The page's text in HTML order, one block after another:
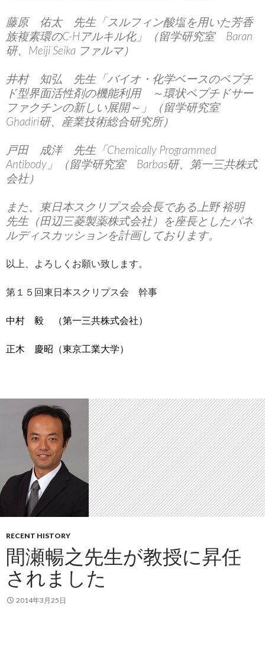
藤原 佑太 先生「スルフィン酸塩を用いた芳香
族複素環のC-Hアルキル化」（留学研究室 Baran
研、Meiji Seika ファルマ）
井村 知弘 先生「バイオ・化学ベースのペプチ
ド型界面活性剤の機能利用 ～環状ペプチドサー
ファクチンの新しい展開～」（留学研究室
Ghadiri研、産業技術総合研究所）
戸田 成洋 先生「Chemically Programmed
Antibody」（留学研究室 Barbas研、第一三共株式
会社）
また、東日本スクリプス会会長である上野 裕明
先生（田辺三菱製薬株式会社）を座長としたパネ
ルディスカッションを計画しております。
以上、よろしくお願い致します。
第１５回東日本スクリプス会 幹事
中村 毅 （第一三共株式会社）
正木 慶昭（東京工業大学）
RECENT HISTORY
間瀬暢之先生が教授に昇任
されました
2014年3月25日